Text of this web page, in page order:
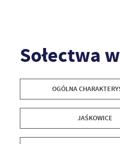
Sołectwa
OGÓLNA
JAŚKOWICE